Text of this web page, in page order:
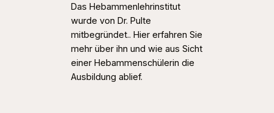
Das Hebammenlehrinstitut
wurde von Dr. Pulte
mitbegründet.. Hier erfahren Sie
mehr über ihn und wie aus Sicht
einer Hebammenschülerin die
Ausbildung ablief.